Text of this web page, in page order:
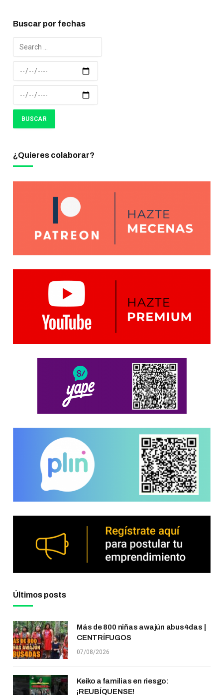
Buscar por fechas
¿Quieres colaborar?
Últimos posts
Más de 800 niñas awajún abus4das |
CENTRÍFUGOS
07/08/2026
Keiko a familias en riesgo:
¡REUBÍQUENSE!